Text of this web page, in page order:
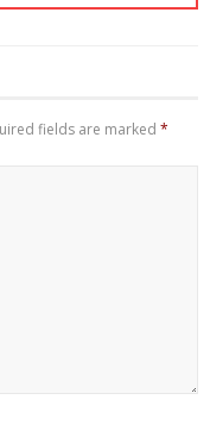
fields are marked *